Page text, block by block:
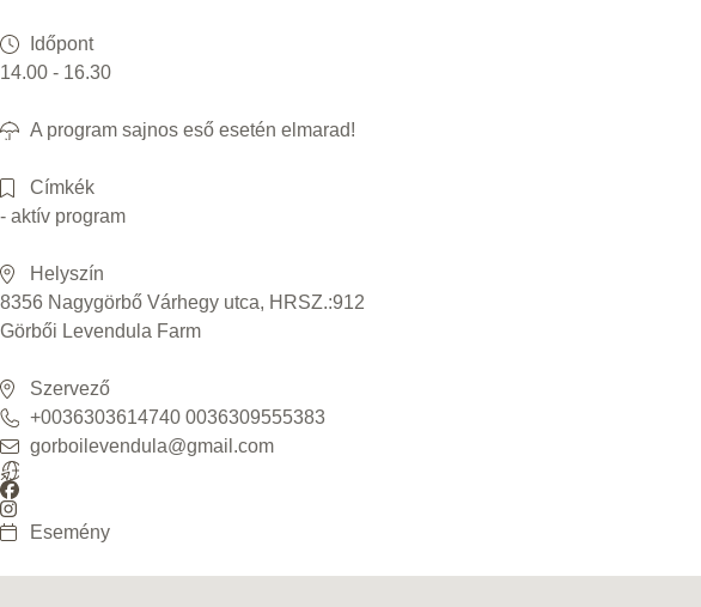
Időpont
14.00 - 16.30
A program sajnos eső esetén elmarad!
Címkék
- aktív program
Helyszín
8356 Nagygörbő Várhegy utca, HRSZ.:912
Görbői Levendula Farm
Szervező
+0036303614740 0036309555383
gorboilevendula@gmail.com
Esemény